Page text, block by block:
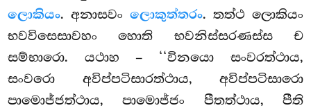
ලොකියං. අනාසවං ලොකුත්තරං. තත්ථ ලොකියං
භවවිසෙසාවහං හොති භවනිස්සරණස්ස ච
සම්භාරො. යථාහ – ‘‘විනයො සංවරත්ථාය,
සංවරො අවිප්පටිසාරත්ථාය, අවිප්පටිසාරො
පාමොජ්ජත්ථාය, පාමොජ්ජං පීතත්ථාය, පීති